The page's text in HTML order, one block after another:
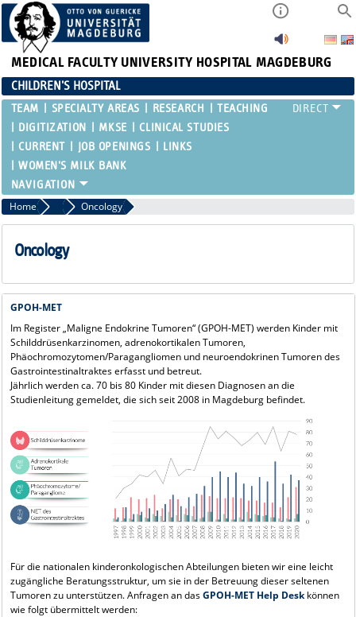
MEDICAL FACULTY UNIVERSITY HOSPITAL MAGDEBURG
CHILDREN'S HOSPITAL
TEAM SPECIALTY AREAS RESEARCH
TEACHING
DIGITIZATION
MKSE
CLINICAL STUDIES
CURRENT
JOB OPENINGS
LINKS
WOMEN'S MILK BANK
Home Clinical Studies
Oncology
Oncology
GPOH-MET
Im Register „Maligne Endokrine Tumoren“ (GPOH-MET) werden Kinder mit
Schilddrüsenkarzinomen, adrenokortikalen Tumoren,
Phäochromozytomen/Paragangliomen und neuroendokrinen Tumoren des
Gastrointestinaltraktes erfasst und betreut.
Jährlich werden ca. 70 bis 80 Kinder mit diesen Diagnosen an die
Studienleitung gemeldet, die sich seit 2008 in Magdeburg befindet.
Für die nationalen kinderonkologischen Abteilungen bieten wir eine leicht
zugängliche Beratungsstruktur, um sie in der Betreuung dieser seltenen
Tumoren zu unterstützen. Anfragen an dasGPOH-MET Help Deskkönnen
wie folgt übermittelt werden: